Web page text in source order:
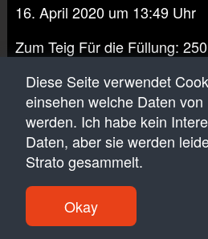
Diese Seite verwendet
einsehen welche Daten
werden. Ich habe kein
Daten, aber sie werden
Strato gesammelt.
Okay
16. April 2020 um 13:49 Uhr
Zum Teig Für die Füllung:
Zucker 1 Eigelb
© 2011 - 2026 Copyright